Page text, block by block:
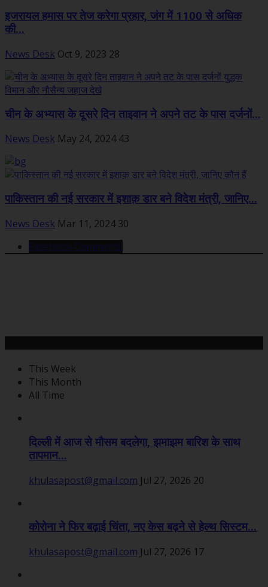
इजरायल हमास पर तेज करेगा प्रहार, जंग में 1100 से अधिक
की...
News Desk Oct 9, 2023 28
चीन के अभ्यास के दूसरे दिन ताइवान ने अपने तट के पास दर्जनों...
News Desk May 24, 2024 43
पाकिस्तान की नई सरकार में इशाक़ डार बने विदेश मंत्री, जानिए...
News Desk Mar 11, 2024 30
Facebook Comments
This Week
This Month
All Time
दिल्ली में आज से मौसम बदलेगा, झमाझम बारिश के साथ
तापमान...
khulasapost@gmail.com Jul 27, 2026 20
कोरोना ने फिर बढ़ाई चिंता, नए केस बढ़ने से हेल्थ सिस्टम...
khulasapost@gmail.com Jul 27, 2026 17